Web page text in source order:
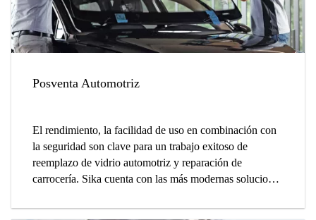
Posventa Automotriz
El rendimiento, la facilidad de uso en combinación con
la seguridad son clave para un trabajo exitoso de
reemplazo de vidrio automotriz y reparación de
carrocería. Sika cuenta con las más modernas soluciones
en la fabricación de automóviles y el mercado de